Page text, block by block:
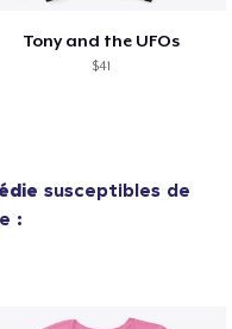
Tony and the UFOs
$41
susceptibles de
: